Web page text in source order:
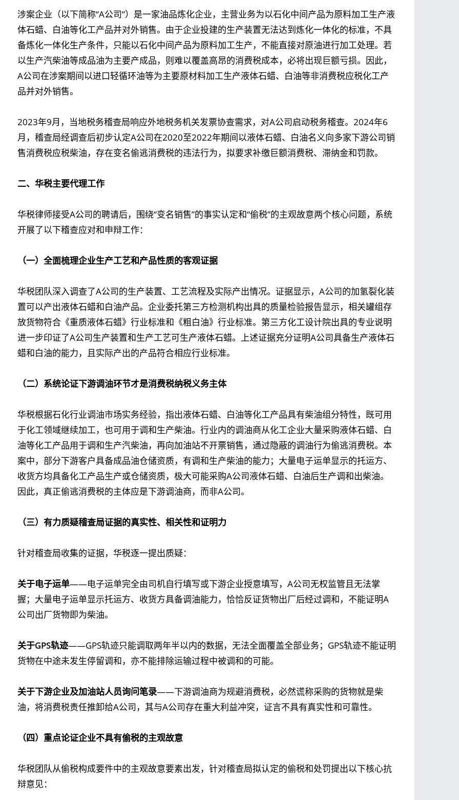
涉案企业（以下简称“A公司”）是一家油品炼化企业，主营业务为以石化中间产品为原料加工生产液
体石蜡、白油等化工产品并对外销售。由于企业投建的生产装置无法达到炼化一体化的标准，不具
备炼化一体化生产条件，只能以石化中间产品为原料加工生产，不能直接对原油进行加工处理。若
以生产汽柴油等成品油为主要产成品，则难以覆盖高昂的消费税成本，必将出现巨额亏损。因此，
A公司在涉案期间以进口轻循环油等为主要原材料加工生产液体石蜡、白油等非消费税应税化工产
品并对外销售。
2023年9月，当地税务稽查局响应外地税务机关发票协查需求，对A公司启动税务稽查。2024年6
月，稽查局经调查后初步认定A公司在2020至2022年期间以液体石蜡、白油名义向多家下游公司销
售消费税应税柴油，存在变名偷逃消费税的违法行为，拟要求补缴巨额消费税、滞纳金和罚款。
二、 华税主要代理工作
华税律师接受A公司的聘请后，围绕“变名销售”的事实认定和“偷税”的主观故意两个核心问题，系统
开展了以下稽查应对和申辩工作：
（一）全面梳理企业生产工艺和产品性质的客观证据
华税团队深入调查了A公司的生产装置、工艺流程及实际产出情况。证据显示，A公司的加氢裂化装
置可以产出液体石蜡和白油产品。企业委托第三方检测机构出具的质量检验报告显示，相关罐组存
放货物符合《重质液体石蜡》行业标准和《粗白油》行业标准。第三方化工设计院出具的专业说明
进一步印证了A公司生产装置和生产工艺可生产液体石蜡。上述证据充分证明A公司具备生产液体石
蜡和白油的能力，且实际产出的产品符合相应行业标准。
（二）系统论证下游调油环节才是消费税纳税义务主体
华税根据石化行业调油市场实务经验，指出液体石蜡、白油等化工产品具有柴油组分特性，既可用
于化工领域继续加工，也可用于调和生产柴油。行业内的调油商从化工企业大量采购液体石蜡、白
油等化工产品用于调和生产汽柴油，再向加油站不开票销售，通过隐蔽的调油行为偷逃消费税。本
案中，部分下游客户具备成品油仓储资质，有调和生产柴油的能力；大量电子运单显示的托运方、
收货方均具备化工产品生产或仓储资质，极大可能采购A公司液体石蜡、白油后生产调和出柴油。
因此，真正偷逃消费税的主体应是下游调油商，而非A公司。
（三）有力质疑稽查局证据的真实性、相关性和证明力
针对稽查局收集的证据，华税逐一提出质疑：
关于电子运单——电子运单完全由司机自行填写或下游企业授意填写，A公司无权监管且无法掌
握；大量电子运单显示托运方、收货方具备调油能力，恰恰反证货物出厂后经过调和，不能证明A
公司出厂货物即为柴油。
关于GPS轨迹——GPS轨迹只能调取两年半以内的数据，无法全面覆盖全部业务；GPS轨迹不能证明
货物在中途未发生停留调和，亦不能排除运输过程中被调和的可能。
关于下游企业及加油站人员询问笔录——下游调油商为规避消费税，必然谎称采购的货物就是柴
油，将消费税责任推卸给A公司，其与A公司存在重大利益冲突，证言不具有真实性和可靠性。
（四）重点论证企业不具有偷税的主观故意
华税团队从偷税构成要件中的主观故意要素出发，针对稽查局拟认定的偷税和处罚提出以下核心抗
辩意见：